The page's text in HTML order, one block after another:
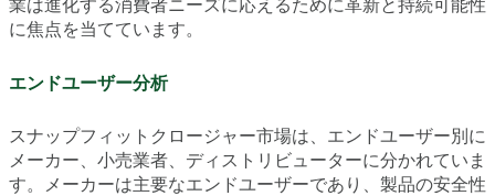
業は進化する消費者ニーズに応えるために革新と持続可能性
に焦点を当てています。
エンドユーザー分析
スナップフィットクロージャー市場は、エンドユーザー別に
メーカー、小売業者、ディストリビューターに分かれていま
す。メーカーは主要なエンドユーザーであり、製品の安全性